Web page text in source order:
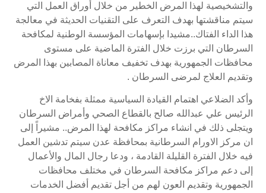
والتشخيصية لهذا المرض الخطير من خلال أوراق العمل التي
سيتم مناقشتها بهدف التعرف على التقنيات الحديثة في معالجة
هذا الداء الفتاك..مشيدا بإسهامات المؤسسة الوطنية لمكافحة
السرطان التي برزت خلال الفترة الماضية على مستوى
محافظات الجمهورية بهدف تخفيف معاناة المصابين بهذا المرض
وتقديم العلاج لمرضى السرطان .
وأكد الضلاعي اهتمام القيادة السياسية ممثلة بفخامة الاخ
الرئيس علي عبدالله صالح بالقطاع الصحي وأمراض السرطان
ويتجلى ذلك في انشاء مراكز مكافحة لهذا المرض.. مشيراً إلى
ان مركز الاورام السرطانية بمحافظة عدن سيتم تدشين العمل
فيه خلال الفترة القليلة القادمة ، ودعا رجال المال والأعمال
إلى دعم مراكز مكافحة السرطان في مختلف محافظات
الجمهورية وتقديم العون لهم من أجل تقديم أفضل الخدمات